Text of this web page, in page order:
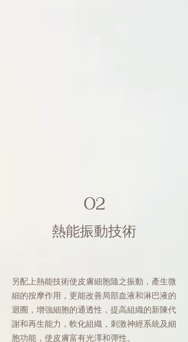
02
熱能振動技術
另配上熱能技術使皮膚細胞隨之振動，產生微
細的按摩作用，更能改善局部血液和淋巴液的
迴圈，增強細胞的通透性，提高組織的新陳代
謝和再生能力，軟化組織，刺激神經系統及細
胞功能，使皮膚富有光澤和彈性。